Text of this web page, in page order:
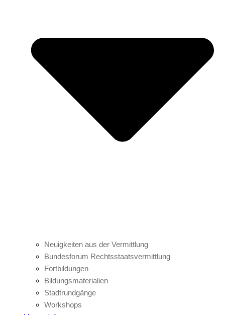
Neuigkeiten aus der Vermittlung
Bundesforum Rechtsstaatsvermittlung
Fortbildungen
Bildungsmaterialien
Stadtrundgänge
Workshops